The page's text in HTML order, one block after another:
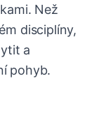
Než
disciplíny,
a
pohyb.